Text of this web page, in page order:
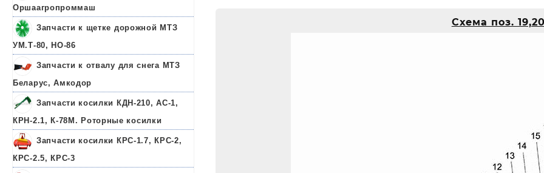
Оршаагропроммаш
Запчасти к щетке дорожной МТЗ
УМ.Т-80, НО-86
Запчасти к отвалу для снега МТЗ
Беларус, Амкодор
Запчасти косилки КДН-210, АС-1,
КРН-2.1, К-78М. Роторные косилки
Запчасти косилки КРС-1.7, КРС-2,
КРС-2.5, КРС-3
Схема поз.